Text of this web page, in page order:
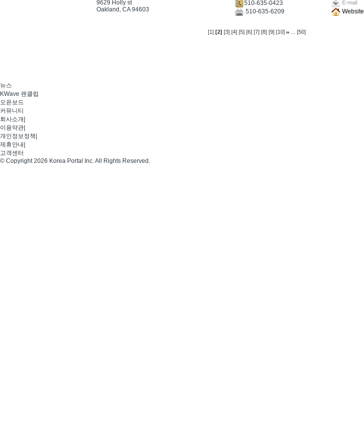
9629 Holly st
Oakland, CA 94603
510-635-0423 E-mail
510-635-6209 Website
[1] [2] [3] [4] [5] [6] [7] [8] [9] [10] ... [50]
뉴스
KWave 팬클럽
오픈보드
커뮤니티
회사소개
이용약관
개인정보정책
제휴안내
고객센터
© Copyright 2026 Korea Portal Inc. All Rights Reserved.